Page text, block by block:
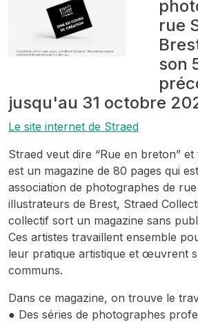
rue
son
jusqu'au 31 octobre
Le site internet de Straed
Straed veut dire “Rue en breton” et
est un magazine de 80 pages qui
association de photographes de
illustrateurs de Brest, Straed
collectif sort un magazine sans
Ces artistes travaillent ensemble
leur pratique artistique et œuvrent
communs.
Dans ce magazine, on trouve le
● Des séries de photographes